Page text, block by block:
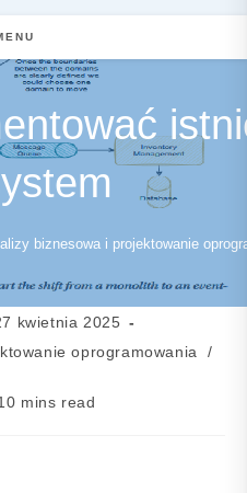
biznesowa i projektowanie
kwietnia 2025
oprogramowania
/
mins read